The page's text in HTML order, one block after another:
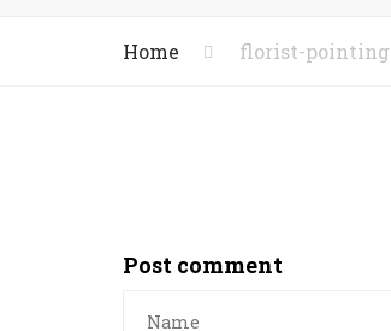
Grabpflege
Home florist-pointing
Post comment